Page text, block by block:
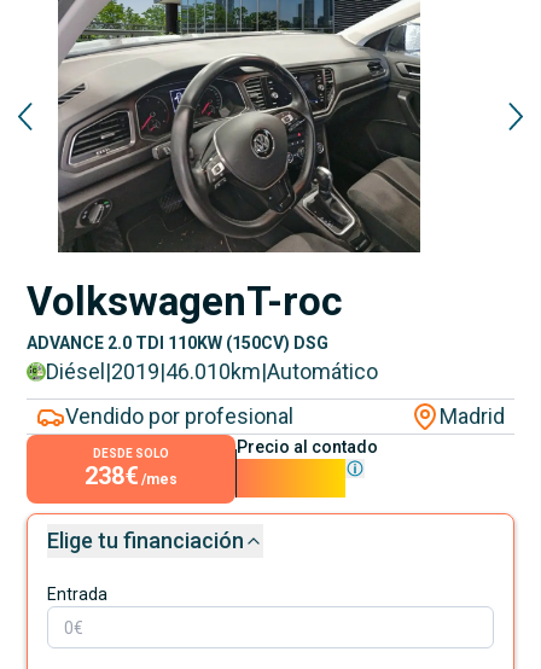
VolkswagenT-roc
ADVANCE 2.0 TDI 110KW (150CV) DSG
Diésel |2019|46.010km|Automático
Vendido por profesional
Madrid
DESDE SOLO
238€ /mes
Precio al contado
Elige tu financiación
Entrada